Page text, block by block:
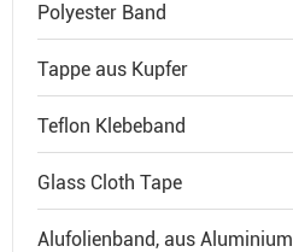
Polyester Band
Tappe aus Kupfer
Teflon Klebeband
Glass Cloth Tape
Alufolienband, aus Aluminium